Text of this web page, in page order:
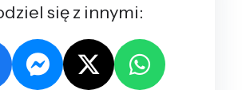
się z innymi: